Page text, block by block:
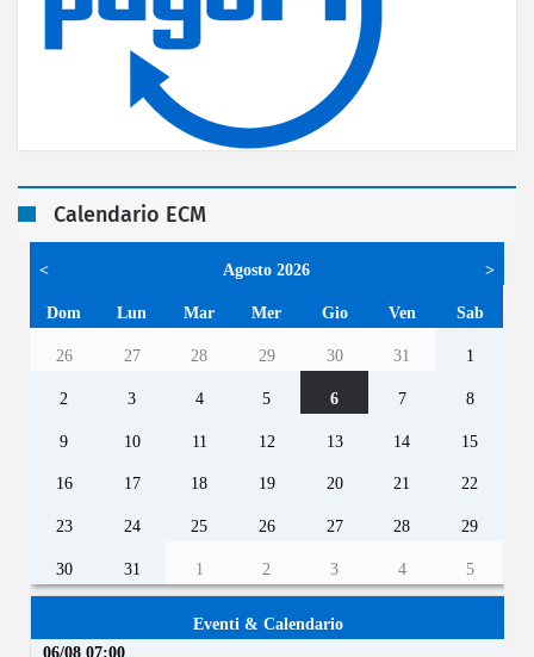
Calendario ECM
< Agosto 2026 >
Dom Lun Mar Mer Gio Ven Sab
26 27 28 29 30 31 1
2 3 4 5 6 7 8
9 10 11 12 13 14 15
16 17 18 19 20 21 22
23 24 25 26 27 28 29
30 31 1 2 3 4 5
Eventi & Calendario
06/08 07:00